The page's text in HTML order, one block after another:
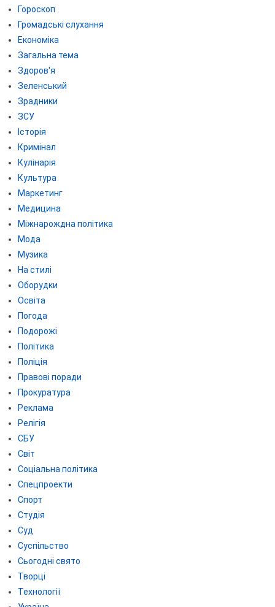
Гороскоп
Громадські слухання
Економіка
Загальна тема
Здоров'я
Зеленський
Зрадники
ЗСУ
Історія
Кримінал
Кулінарія
Культура
Маркетинг
Медицина
Міжнарождна політика
Мода
Музика
На стилі
Оборудки
Освіта
Погода
Подорожі
Політика
Поліція
Правові поради
Прокуратура
Реклама
Релігія
СБУ
Світ
Соціальна політика
Спецпроекти
Спорт
Студія
Суд
Суспільство
Сьогодні свято
Творці
Технології